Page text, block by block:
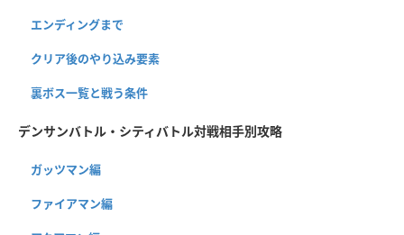
エンディングまで
クリア後のやり込み要素
裏ボス一覧と戦う条件
デンサンバトル・シティバトル対戦相手別攻略
ガッツマン編
ファイアマン編